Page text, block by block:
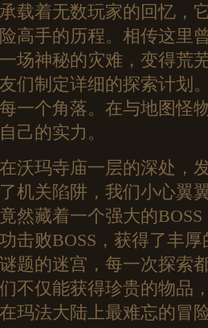
着无数玩家的回忆，
高手的历程。相传这里
场神秘的灾难，变得荒
们制定详细的探索计划
一个角落。在与地图怪
己的实力。
玛寺庙一层的深处，
机关陷阱，我们小心翼
然藏着一个强大的
击败BOSS，获得了丰
题的迷宫，每一次探索
不仅能获得珍贵的物品
玛法大陆上最难忘的冒